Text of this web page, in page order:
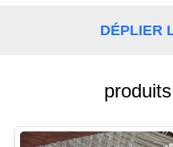
CITATIONDÉPLIER